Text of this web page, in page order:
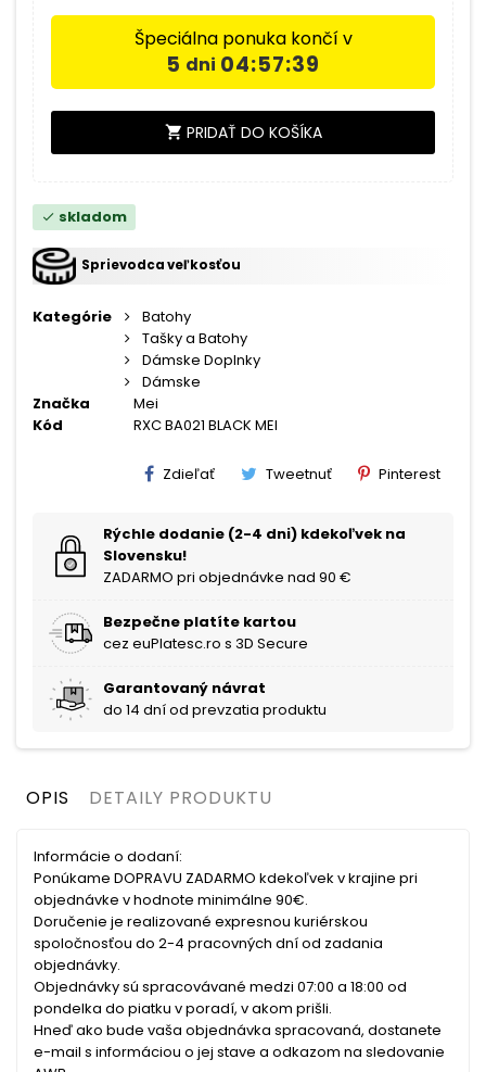
Špeciálna ponuka končí v
5 dni 04:57:39
shopping_cart PRIDAŤ DO KOŠÍKA
check skladom
Sprievodca veľkosťou
Kategórie
Batohy
Tašky a Batohy
Dámske Doplnky
Dámske
Značka
Mei
Kód
RXC BA021 BLACK MEI
Zdieľať Tweetnuť Pinterest
Rýchle dodanie (2-4 dni) kdekoľvek na
Slovensku!
ZADARMO pri objednávke nad 90 €
Bezpečne platíte kartou
cez euPlatesc.ro s 3D Secure
Garantovaný návrat
do 14 dní od prevzatia produktu
OPIS DETAILY PRODUKTU
Informácie o dodaní:
Ponúkame DOPRAVU ZADARMO kdekoľvek v krajine pri
objednávke v hodnote minimálne 90€.
Doručenie je realizované expresnou kuriérskou
spoločnosťou do 2-4 pracovných dní od zadania
objednávky.
Objednávky sú spracovávané medzi 07:00 a 18:00 od
pondelka do piatku v poradí, v akom prišli.
Hneď ako bude vaša objednávka spracovaná, dostanete
e-mail s informáciou o jej stave a odkazom na sledovanie